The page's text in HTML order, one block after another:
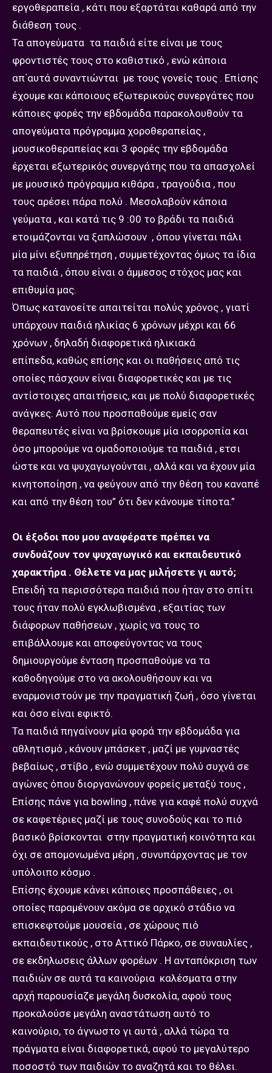
εργοθεραπεία , κάτι που εξαρτάται καθαρά από την
διάθεση τους .
Τα απογεύματα τα παιδιά είτε είναι με τους
φροντιστές τους στο καθιστικό , ενώ κάποια
απ΄αυτά συναντιώνται με τους γονείς τους . Επίσης
έχουμε και κάποιους εξωτερικούς συνεργάτες που
κάποιες φορές την εβδομάδα παρακολουθούν τα
απογεύματα πρόγραμμα χοροθεραπείας ,
μουσικοθεραπείας και 3 φορές την εβδομάδα
έρχεται εξωτερικός συνεργάτης που τα απασχολεί
με μουσικό πρόγραμμα κιθάρα , τραγούδια , που
τους αρέσει πάρα πολύ . Μεσολαβούν κάποια
γεύματα , και κατά τις 9 :00 το βράδι τα παιδιά
ετοιμάζονται να ξαπλώσουν , όπου γίνεται πάλι
μία μίνι εξυπηρέτηση , συμμετέχοντας όμως τα ίδια
τα παιδιά , όπου είναι ο άμμεσος στόχος μας και
επιθυμία μας.
Όπως κατανοείτε απαιτείται πολύς χρόνος , γιατί
υπάρχουν παιδιά ηλικίας 6 χρόνων μέχρι και 66
χρόνων , δηλαδή διαφορετικά ηλικιακά
επίπεδα, καθώς επίσης και οι παθήσεις από τις
οποίες πάσχουν είναι διαφορετικές και με τις
αντίστοιχες απαιτήσεις, και με πολύ διαφορετικές
ανάγκες. Αυτό που προσπαθούμε εμείς σαν
θεραπευτές είναι να βρίσκουμε μία ισορροπία και
όσο μπορούμε να ομαδοποιούμε τα παιδιά , ετσι
ώστε και να ψυχαγωγούνται , αλλά και να έχουν μία
κινητοποίηση , να φεύγουν από την θέση του καναπέ
και από την θέση του” ότι δεν κάνουμε τίποτα.”
Οι έξοδοι που μου αναφέρατε πρέπει να
συνδυάζουν τον ψυχαγωγικό και εκπαιδευτικό
χαρακτήρα . Θέλετε να μας μιλήσετε γι αυτό;
Επειδή τα περισσότερα παιδιά που ήταν στο σπίτι
τους ήταν πολύ εγκλωβισμένα , εξαιτίας των
διάφορων παθήσεων , χωρίς να τους το
επιβάλλουμε και αποφεύγοντας να τους
δημιουργούμε ένταση προσπαθούμε να τα
καθοδηγούμε στο να ακολουθήσουν και να
εναρμονιστούν με την πραγματική ζωή , όσο γίνεται
και όσο είναι εφικτό.
Τα παιδιά πηγαίνουν μία φορά την εβδομάδα για
αθλητισμό , κάνουν μπάσκετ , μαζί με γυμναστές
βεβαίως , στίβο , ενώ συμμετέχουν πολύ συχνά σε
αγώνες όπου διοργανώνουν φορείς μεταξύ τους ,
Επίσης πάνε για bowling , πάνε για καφέ πολύ συχνά
σε καφετέριες μαζί με τους συνοδούς και το πιό
βασικό βρίσκονται στην πραγματική κοινότητα και
όχι σε απομονωμένα μέρη , συνυπάρχοντας με τον
υπόλοιπο κόσμο .
Επίσης έχουμε κάνει κάποιες προσπάθειες , οι
οποίες παραμένουν ακόμα σε αρχικό στάδιο να
επισκεφτούμε μουσεία , σε χώρους πιό
εκπαιδευτικούς , στο Αττικό Πάρκο, σε συναυλίες ,
σε εκδηλωσεις άλλων φορέων . Η ανταπόκριση των
παιδιών σε αυτά τα καινούρια καλέσματα στην
αρχή παρουσίαζε μεγάλη δυσκολία, αφού τους
προκαλούσε μεγάλη αναστάτωση αυτό το
καινούριο, το άγνωστο γι αυτά , αλλά τώρα τα
πράγματα είναι διαφορετικά, αφού το μεγαλύτερο
ποσοστό των παιδιών το αναζητά και το θέλει.